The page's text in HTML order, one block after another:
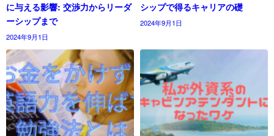
に与える影響: 交渉力からリーダ
ーシップまで
2024年9月1日
シップで得るキャリアの礎
2024年9月1日